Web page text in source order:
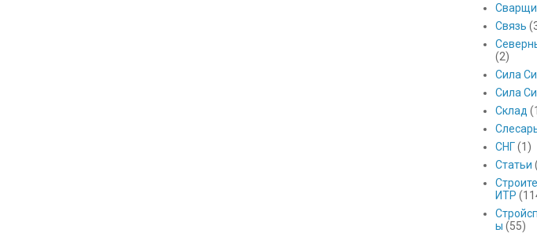
Связь
(2)
Сила
Сила
Склад
СНГ (1)
Статьи
ИТР
ы (55)